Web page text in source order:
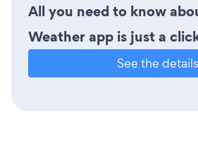
All you need to know
Weather app is just a
See the details